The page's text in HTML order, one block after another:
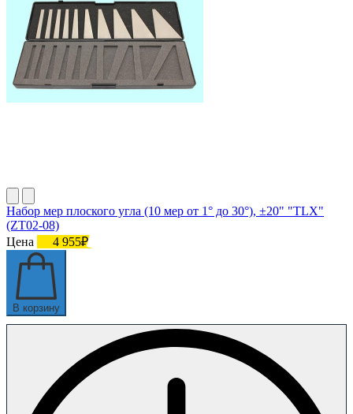
Набор мер плоского угла (10 мер от 1° до 30°), ±20" "TLX"
(ZT02-08)
Цена
4 955₽
В корзину